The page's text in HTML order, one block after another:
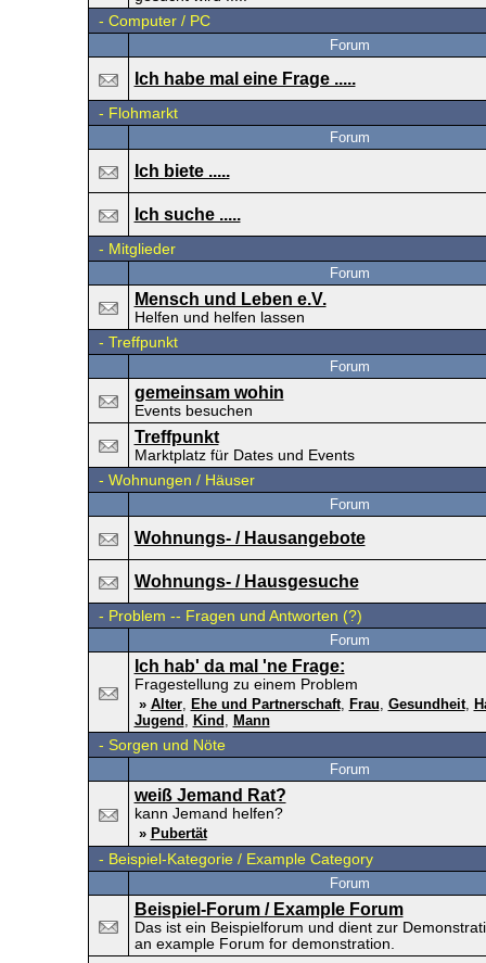
- Computer / PC
Forum
Ich habe mal eine Frage .....
- Flohmarkt
Forum
Ich biete .....
Ich suche .....
- Mitglieder
Forum
Mensch und Leben e.V.
Helfen und helfen lassen
- Treffpunkt
Forum
gemeinsam wohin
Events besuchen
Treffpunkt
Marktplatz für Dates und Events
- Wohnungen / Häuser
Forum
Wohnungs- / Hausangebote
Wohnungs- / Hausgesuche
- Problem -- Fragen und Antworten (?)
Forum
Ich hab' da mal 'ne Frage:
Fragestellung zu einem Problem
» Alter, Ehe und Partnerschaft, Frau, Gesundheit,
Jugend , Kind , Mann
- Sorgen und Nöte
Forum
weiß Jemand Rat?
kann Jemand helfen?
» Pubertät
- Beispiel-Kategorie / Example Category
Forum
Beispiel-Forum / Example Forum
Das ist ein Beispielforum und dient zur
an example Forum for demonstration.